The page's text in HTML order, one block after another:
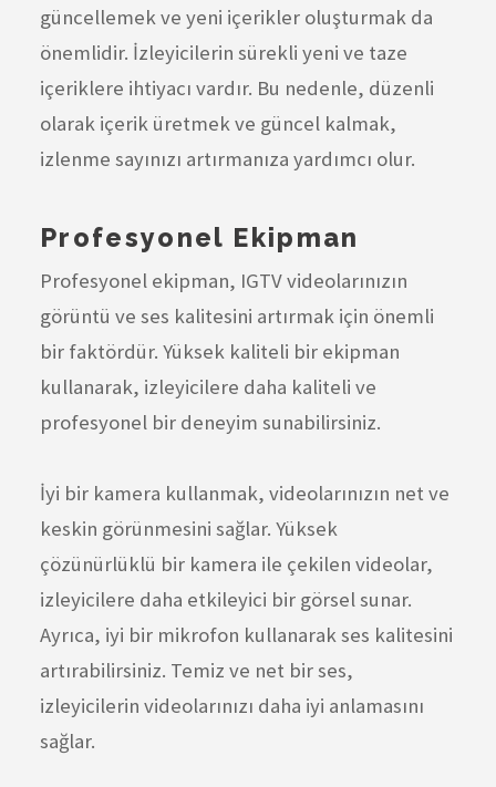
güncellemek ve yeni içerikler oluşturmak da
önemlidir. İzleyicilerin sürekli yeni ve taze
içeriklere ihtiyacı vardır. Bu nedenle, düzenli
olarak içerik üretmek ve güncel kalmak,
izlenme sayınızı artırmanıza yardımcı olur.
Profesyonel Ekipman
Profesyonel ekipman, IGTV videolarınızın
görüntü ve ses kalitesini artırmak için önemli
bir faktördür. Yüksek kaliteli bir ekipman
kullanarak, izleyicilere daha kaliteli ve
profesyonel bir deneyim sunabilirsiniz.
İyi bir kamera kullanmak, videolarınızın net ve
keskin görünmesini sağlar. Yüksek
çözünürlüklü bir kamera ile çekilen videolar,
izleyicilere daha etkileyici bir görsel sunar.
Ayrıca, iyi bir mikrofon kullanarak ses kalitesini
artırabilirsiniz. Temiz ve net bir ses,
izleyicilerin videolarınızı daha iyi anlamasını
sağlar.